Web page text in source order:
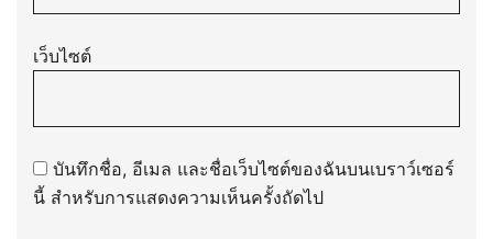
เว็บไซต์
บันทึกชื่อ, อีเมล และชื่อเว็บไซต์ของฉันบนเบราว์เซอร์
นี้ สำหรับการแสดงความเห็นครั้งถัดไป